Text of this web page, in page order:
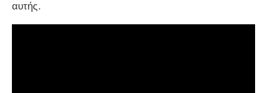
αυτής.